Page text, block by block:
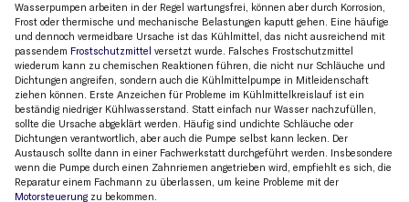
Wasserpumpen arbeiten in der Regel wartungsfrei, können aber durch Korrosion,
Frost oder thermische und mechanische Belastungen kaputt gehen. Eine häufige
und dennoch vermeidbare Ursache ist das Kühlmittel, das nicht ausreichend mit
passendem Frostschutzmittel versetzt wurde. Falsches Frostschutzmittel
wiederum kann zu chemischen Reaktionen führen, die nicht nur Schläuche und
Dichtungen angreifen, sondern auch die Kühlmittelpumpe in Mitleidenschaft
ziehen können. Erste Anzeichen für Probleme im Kühlmittelkreislauf ist ein
beständig niedriger Kühlwasserstand. Statt einfach nur Wasser nachzufüllen,
sollte die Ursache abgeklärt werden. Häufig sind undichte Schläuche oder
Dichtungen verantwortlich, aber auch die Pumpe selbst kann lecken. Der
Austausch sollte dann in einer Fachwerkstatt durchgeführt werden. Insbesondere
wenn die Pumpe durch einen Zahnriemen angetrieben wird, empfiehlt es sich, die
Reparatur einem Fachmann zu überlassen, um keine Probleme mit der
Motorsteuerung zu bekommen.